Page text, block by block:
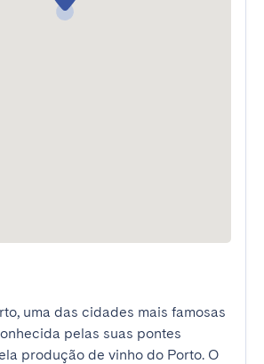
uma das cidades mais famosas
pelas suas pontes
produção de vinho do Porto. O